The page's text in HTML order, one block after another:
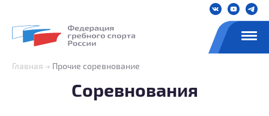
Главная Прочие соревнование
Соревнования